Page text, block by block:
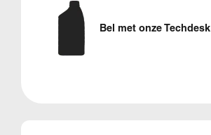
Bel met onze Techdesk